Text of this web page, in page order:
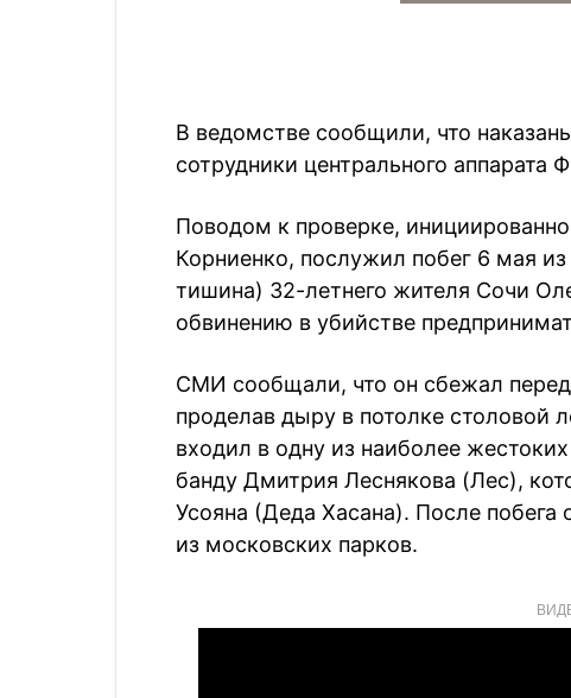
В ведомстве сообщили, что
сотрудники центрального аппарата
Поводом к проверке,
Корниенко, послужил побег 6 мая
тишина) 32-летнего жителя Сочи
обвинению в убийстве
СМИ сообщали, что он сбежал перед
проделав дыру в потолке
входил в одну из наиболее
банду Дмитрия Леснякова (Лес),
Усояна (Деда Хасана). После
из московских парков.